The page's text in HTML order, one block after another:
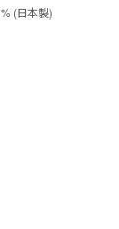
(日本製)